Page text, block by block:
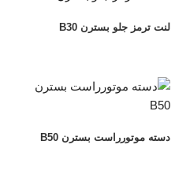
لنت ترمز جلو بسترن B30
دسته موتورراست بسترن B50